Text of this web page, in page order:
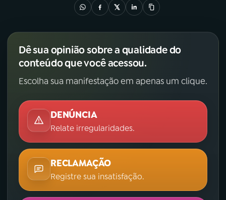
Dê sua opinião sobre a qualidade do
conteúdo que você acessou.
Escolha sua manifestação em apenas um clique.
DENÚNCIA
Relate irregularidades.
RECLAMAÇÃO
Registre sua insatisfação.